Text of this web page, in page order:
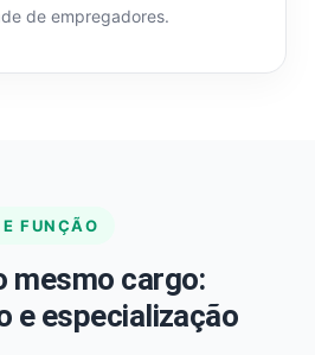
de empregadores.
FUNÇÃO
mesmo cargo:
e especialização